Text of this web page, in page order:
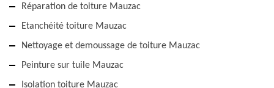
Réparation de toiture Mauzac
Etanchéité toiture Mauzac
Nettoyage et demoussage de toiture Mauzac
Peinture sur tuile Mauzac
Isolation toiture Mauzac